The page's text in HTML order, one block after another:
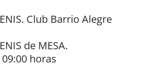
Club Barrio Alegre
de MESA.
horas